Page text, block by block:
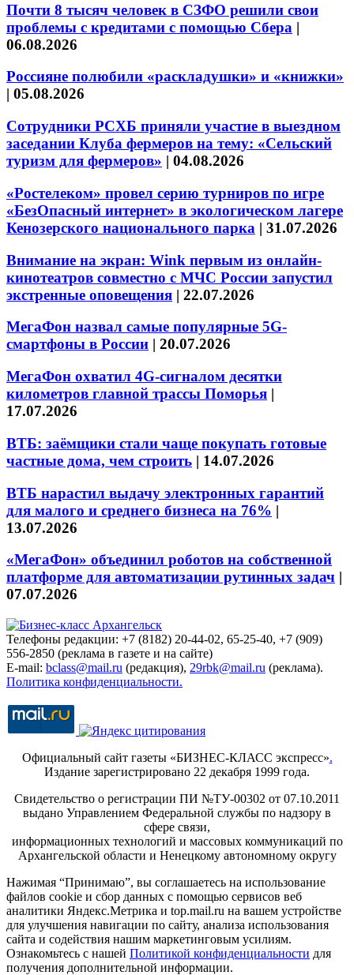
Почти 8 тысяч человек в СЗФО решили свои
проблемы с кредитами с помощью Сбера |
06.08.2026
Россияне полюбили «раскладушки» и «книжки»
| 05.08.2026
Сотрудники РСХБ приняли участие в выездном
заседании Клуба фермеров на тему: «Сельский
туризм для фермеров» | 04.08.2026
«Ростелеком» провел серию турниров по игре
«БезОпасный интернет» в экологическом лагере
Кенозерского национального парка | 31.07.2026
Внимание на экран: Wink первым из онлайн-
кинотеатров совместно с МЧС России запустил
экстренные оповещения | 22.07.2026
МегаФон назвал самые популярные 5G-
смартфоны в России | 20.07.2026
МегаФон охватил 4G-сигналом десятки
километров главной трассы Поморья |
17.07.2026
ВТБ: заёмщики стали чаще покупать готовые
частные дома, чем строить | 14.07.2026
ВТБ нарастил выдачу электронных гарантий
для малого и среднего бизнеса на 76% |
13.07.2026
«МегаФон» объединил роботов на собственной
платформе для автоматизации рутинных задач |
07.07.2026
Телефоны редакции: +7 (8182) 20-44-02, 65-25-40, +7 (909)
556-2850 (реклама в газете и на сайте)
E-mail: bclass@mail.ru (редакция), 29rbk@mail.ru (реклама).
Политика конфиденциальности.
Официальный сайт газеты «БИЗНЕС-КЛАСС экспресс».
Издание зарегистрировано 22 декабря 1999 года.
Свидетельство о регистрации ПИ №ТУ-00302 от 07.10.2011
выдано Управлением Федеральной службы по надзору в
сфере связи,
информационных технологий и массовых коммуникаций по
Архангельской области и Ненецкому автономному округу
Нажимая “Принимаю”, вы соглашаетесь на использование
файлов cookie и сбор данных с помощью сервисов веб
аналитики Яндекс.Метрика и top.mail.ru на вашем устройстве
для улучшения навигации по сайту, анализа использования
сайта и содействия нашим маркетинговым усилиям.
Ознакомьтесь с нашей Политикой конфиденциальности для
получения дополнительной информации.